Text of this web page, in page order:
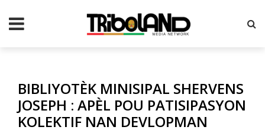
BIBLIYOTÈK MINISIPAL SHERVENS
JOSEPH : APÈL POU PATISIPASYON
KOLEKTIF NAN DEVLOPMAN